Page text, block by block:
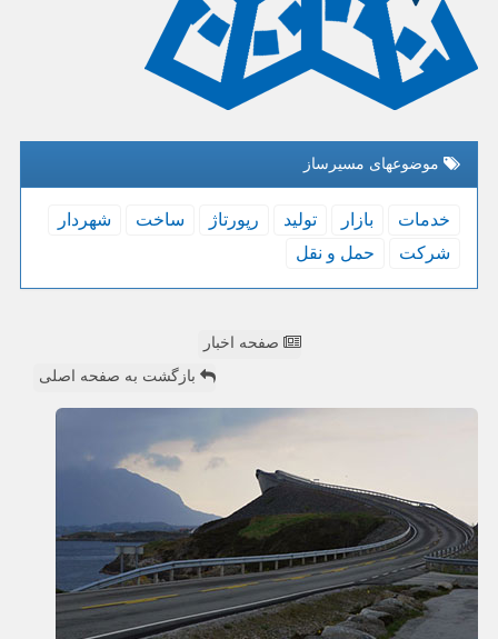
موضوعهای مسیرساز
خدمات بازار تولید رپورتاژ ساخت
شهردار
شركت
حمل و نقل
صفحه اخبار
بازگشت به صفحه اصلی